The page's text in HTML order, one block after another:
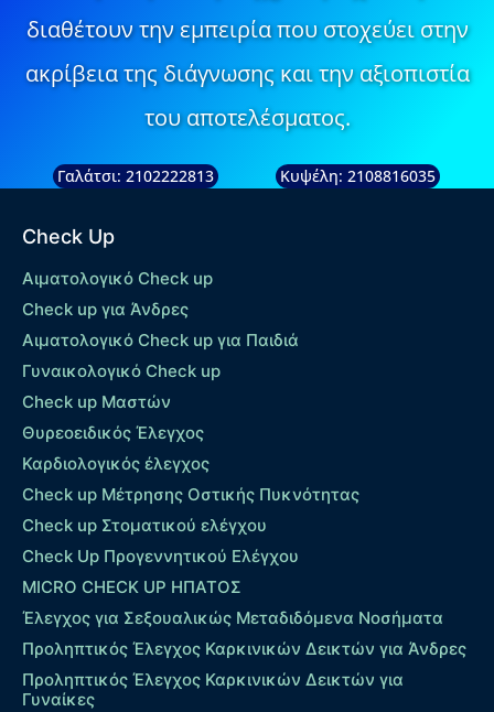
διαθέτουν την εμπειρία που στοχεύει στην
ακρίβεια της διάγνωσης και την αξιοπιστία
του αποτελέσματος.
Γαλάτσι: 2102222813 Κυψέλη: 2108816035
Check Up
Αιματολογικό Check up
Check up για Άνδρες
Αιματολογικό Check up για Παιδιά
Γυναικολογικό Check up
Check up Μαστών
Θυρεοειδικός Έλεγχος
Καρδιολογικός έλεγχος
Check up Mέτρησης Οστικής Πυκνότητας
Check up Στοματικού ελέγχου
Check Up Προγεννητικού Ελέγχου
MICRO CHECK UP HΠΑΤΟΣ
Έλεγχος για Σεξουαλικώς Μεταδιδόμενα Νοσήματα
Προληπτικός Έλεγχος Καρκινικών Δεικτών για Άνδρες
Προληπτικός Έλεγχος Καρκινικών Δεικτών για
Γυναίκες